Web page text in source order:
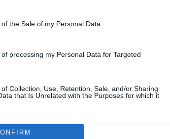
the Sale of my Personal Data.
processing my Personal Data for Targeted
Collection, Use, Retention, Sale, and/or Sharing
that Is Unrelated with the Purposes for which it